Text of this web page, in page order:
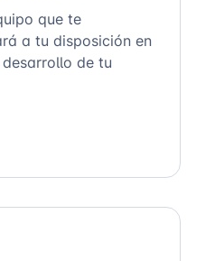
que te
a tu disposición en
de tu